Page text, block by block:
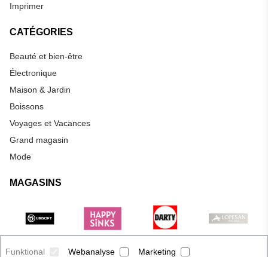
Funktional Webanalyse Marketing
Imprimer
CATÉGORIES
Beauté et bien-être
Électronique
Maison & Jardin
Boissons
Voyages et Vacances
Grand magasin
Mode
MAGASINS